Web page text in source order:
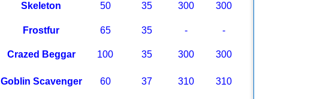
Skeleton 50 35 300 300
Frostfur 65 35 - -
Crazed Beggar 100 35 300 300
Goblin Scavenger 60 37 310 310